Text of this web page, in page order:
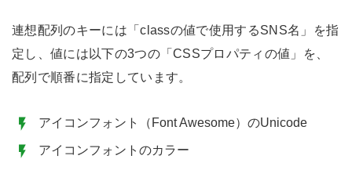
連想配列のキーには「classの値で使用するSNS名」を指
定し、値には以下の3つの「CSSプロパティの値」を、
配列で順番に指定しています。
アイコンフォント（Font Awesome）のUnicode
アイコンフォントのカラー